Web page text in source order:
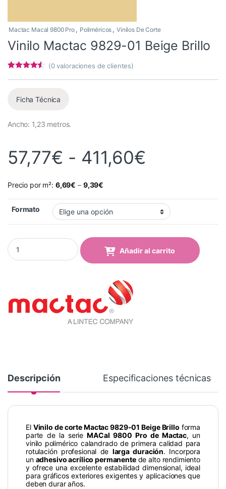
Mactac Macal 9800 Pro , Poliméricos , Vinilos De Corte
Vinilo Mactac 9829-01 Beige Brillo
valoracione
(0valoraciones de clientes)
Ficha Técnica
Ancho: 1,23 metros.
57,77€ - 411,60€
Precio por m²: 6,69€ – 9,39€
Formato
Vinilo Mactac 9829-01 Beige Brillo quantity
Añadir al carrito
Descripción Especificaciones técnicas
El Vinilo de corte Mactac 9829-01 Beige Brillo forma
parte de la serieMACal 9800 Pro de Mactac, un
vinilo polimérico calandrado de primera calidad para
rotulación profesional de larga duración. Incorpora
un adhesivo acrílico permanentede alto rendimiento
y ofrece una excelente estabilidad dimensional, ideal
para gráficos exteriores exigentes y aplicaciones que
deben durar años.